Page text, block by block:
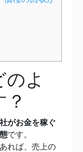
のよ
がお金を稼ぐ
です。
れば、売上の